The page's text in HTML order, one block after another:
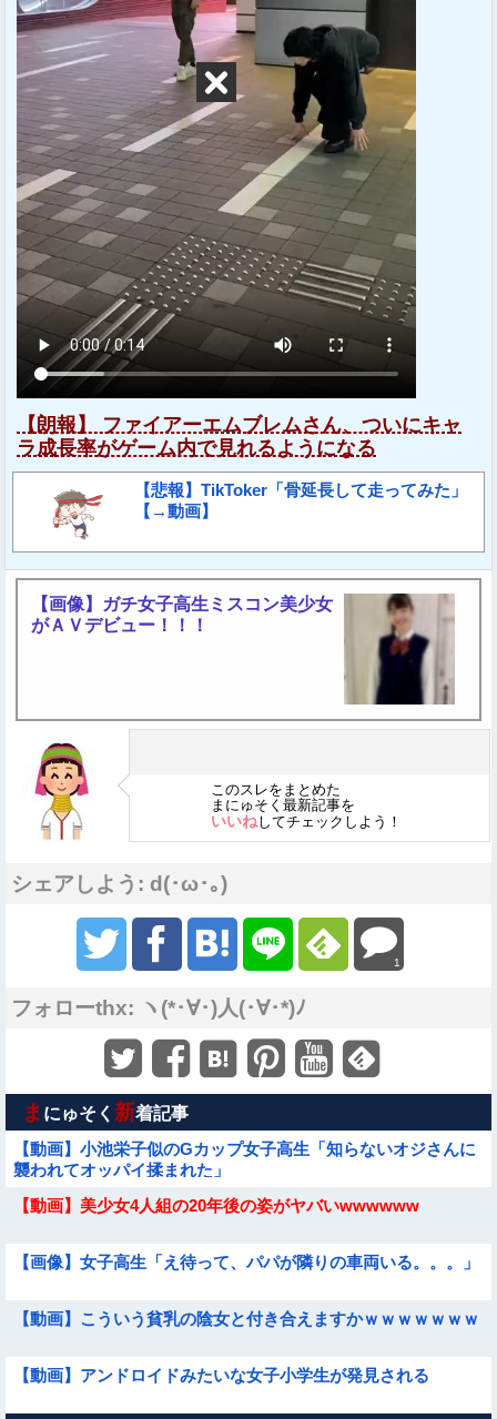
【朗報】 ファイアーエムブレムさん、ついにキャ
ラ成長率がゲーム内で見れるようになる
【悲報】TikToker「骨延長して走ってみた」
【→動画】
【画像】ガチ女子高生ミスコン美少女
がＡＶデビュー！！！
このスレをまとめた
まにゅそく最新記事を
いいねしてチェックしよう！
シェアしよう: d(･ω･｡)
1
フォローthx: ヽ(*･∀･)人(･∀･*)ﾉ
ま にゅそく 新着記事
【動画】小池栄子似のGカップ女子高生「知らないオジさんに
襲われてオッパイ揉まれた」
【動画】美少女4人組の20年後の姿がヤバいwwwwww
【画像】女子高生「え待って、パパが隣りの車両いる。。。」
【動画】こういう貧乳の陰女と付き合えますかｗｗｗｗｗｗｗ
【動画】アンドロイドみたいな女子小学生が発見される